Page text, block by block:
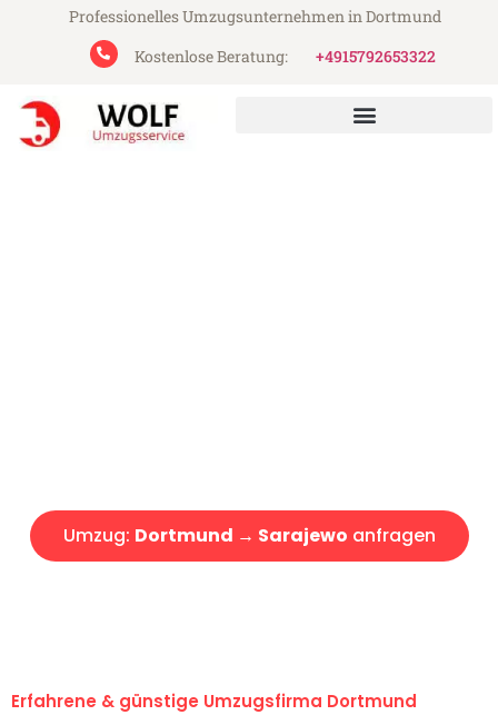
Professionelles Umzugsunternehmen in Dortmund
Kostenlose Beratung:
+4915792653322
Umzug: Dortmund → Sarajewo anfragen
Erfahrene & günstige Umzugsfirma Dortmund